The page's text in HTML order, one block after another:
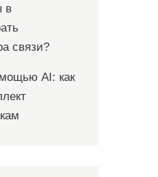
в
связи?
AI: как